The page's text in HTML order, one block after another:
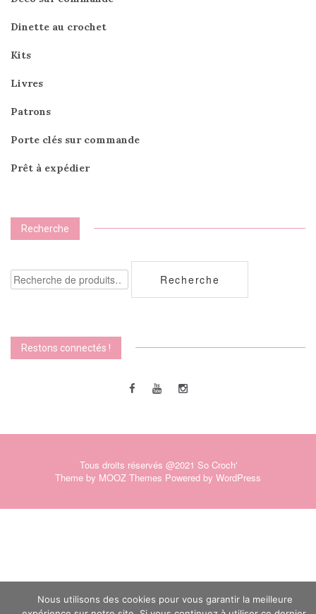
Dinette au crochet
Kits
Livres
Patrons
Porte clés sur commande
Prêt à expédier
Recherche
Recherche
pour :
Recherche
Restons connectés !
Tous droits réservés @2021 So Croch'
Theme by MOOZ Themes Powered by WordPress
Nous utilisons des cookies pour vous garantir la meilleure